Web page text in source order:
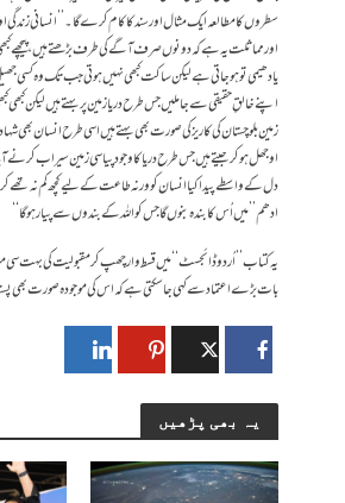
سطروں کا مطالعہ ایک مثال اور سند کا کام کرے گا۔ ’’انسانی
اور مماثلت یہ ہے کہ دونوں صرف آگے کی طرف بڑھتے ہیں، پیچھے
یا دھیمی تو ہوجاتی ہے لیکن ساکت کبھی نہیں ہو تی جب تک وہ کسی جھیل
اپنے خالقِ حقیقی سے جاملیں جس طرح دریا زمین پر بہتے ہیں لیکن
زمین بلوچستان کی کاریز کی صورت بھی بہتے ہیں اسی طرح انسان
اوجھل ہوکر جیتے ہیں جس طرح دریا کا وجود پیاسی زمین سیراب
دل کے واسطے پیدا کیا انسان کو ورنہ طاعت کے لیے کچھ کم نہ تھے
ادھم ’’میں اُس کا بندہ بنوں گا جس کو اللہ کے بندوں سے پیار ہوگا‘‘
یہ کتاب ’’اُردو ڈائجسٹ‘‘ میں قسط وار چھپ کر مقبولیت کی بہت
بات بڑے اعتماد سے کہی جاسکتی ہے کہ اس کی موجودہ صورت بھی
یہ بھی پڑھیں